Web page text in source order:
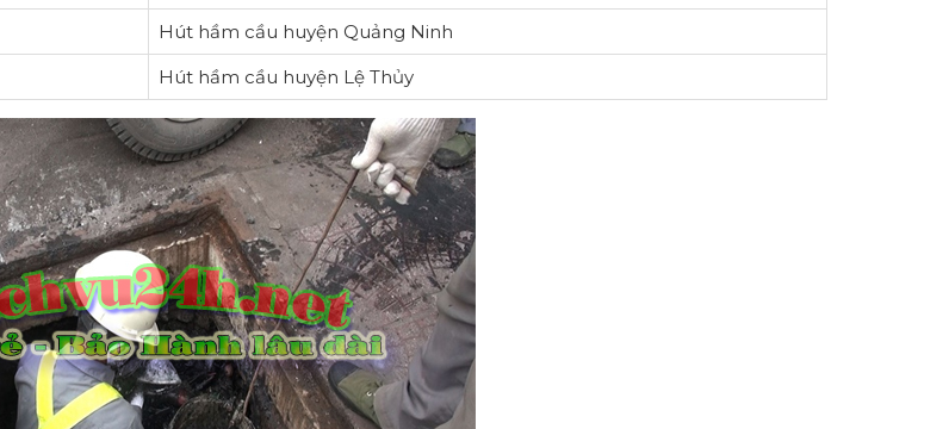
Hút hầm cầu huyện Quảng Ninh
Hút hầm cầu huyện Lệ Thủy